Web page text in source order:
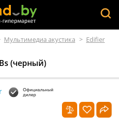
Мультимедиа акустика > Edifier
(черный)